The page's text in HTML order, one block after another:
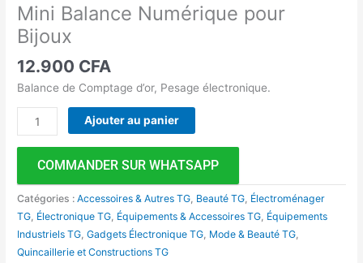
Mini Balance Numérique pour
Bijoux
12.900 CFA
Balance de Comptage d’or, Pesage électronique.
Ajouter au panier
COMMANDER SUR WHATSAPP
Catégories :Accessoires & Autres TG, Beauté TG, Électroménager
TG, Électronique TG, Équipements & Accessoires TG, Équipements
Industriels TG,Gadgets Électronique TG, Mode & Beauté TG,
Quincaillerie et Constructions TG